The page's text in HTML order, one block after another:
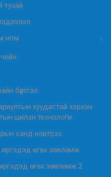
тухай
ном
бүртгэл
хуудастай хэрхэн
шилэн технологи
санд нэвтрэх
өгөх зөвлөмж
өгөх зөвлөмж 2